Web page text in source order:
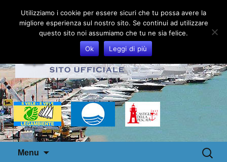
Menu
Ricerca
per:
Utilizziamo i cookie per essere sicuri che tu possa avere la
migliore esperienza sul nostro sito. Se continui ad utilizzare
questo sito noi assumiamo che tu ne sia felice.
Ok
Leggi di più